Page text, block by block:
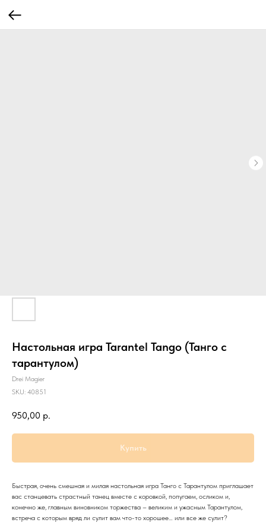
Настольная игра Tarantel Tango (Танго с
тарантулом)
Drei Magier
SKU: 40851
950,00 р.
Купить
Быстрая, очень смешная и милая настольная игра Танго с Тарантулом приглашает
вас станцевать страстный танец вместе с коровкой, попугаем, осликом и,
конечно же, главным виновником торжества – великим и ужасным Тарантулом,
встреча с которым вряд ли сулит вам что-то хорошее… или все же сулит?